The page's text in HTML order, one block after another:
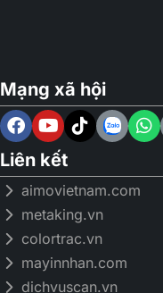
Mạng xã hội
Liên kết
aimovietnam.com
metaking.vn
colortrac.vn
mayinnhan.com
dichvuscan.vn